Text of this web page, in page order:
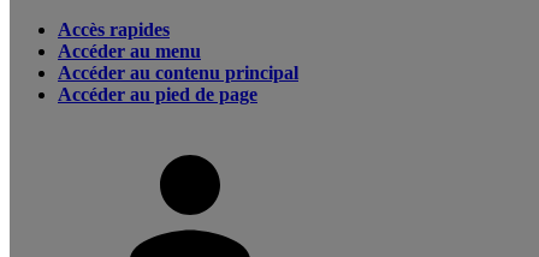
Accès rapides
Accéder au menu
Accéder au contenu principal
Accéder au pied de page